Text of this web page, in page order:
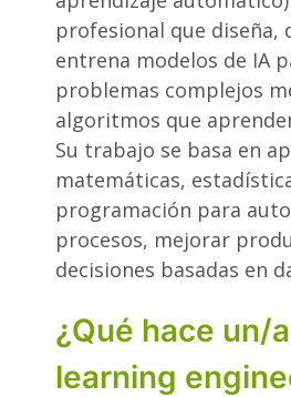
profesional que diseña,
entrena modelos de IA
problemas complejos
algoritmos que
Su trabajo se basa en
matemáticas,
programación para
procesos, mejorar
decisiones basadas en
¿Qué hace un/
learning